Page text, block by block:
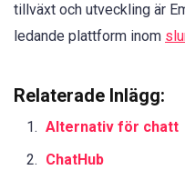
tillväxt och utveckling är
ledande plattform inom
Relaterade Inlägg:
Alternativ för chatt
ChatHub